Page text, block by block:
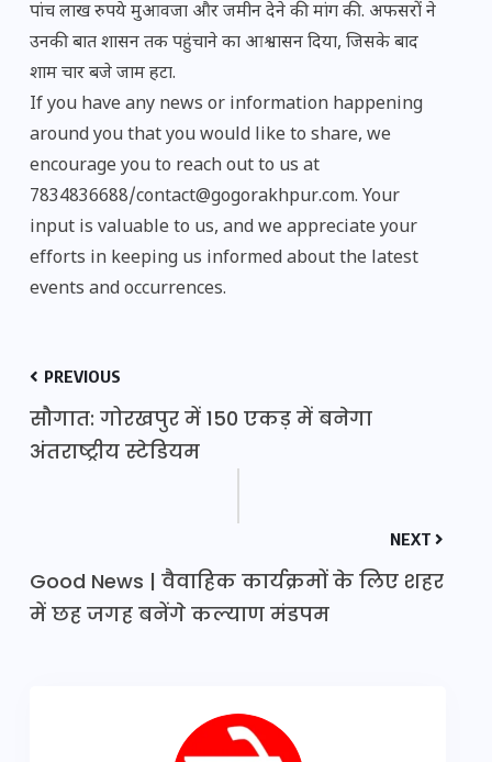
पांच लाख रुपये मुआवजा और जमीन देने की मांग की. अफसरों ने
उनकी बात शासन तक पहुंचाने का आश्वासन दिया, जिसके बाद
शाम चार बजे जाम हटा.
If you have any news or information happening
around you that you would like to share, we
encourage you to reach out to us at
7834836688/contact@gogorakhpur.com. Your
input is valuable to us, and we appreciate your
efforts in keeping us informed about the latest
events and occurrences.
PREVIOUS
सौगात: गोरखपुर में 150 एकड़ में बनेगा
अंतराष्ट्रीय स्टेडियम
NEXT
Good News | वैवाहिक कार्यक्रमों के लिए शहर
में छह जगह बनेंगे कल्याण मंडपम